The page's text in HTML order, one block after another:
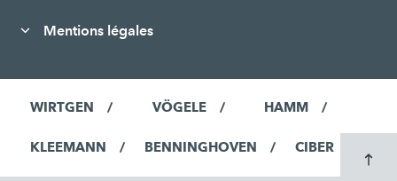
Mentions légales
WIRTGEN VÖGELE HAMM
KLEEMANN BENNINGHOVEN CIBER